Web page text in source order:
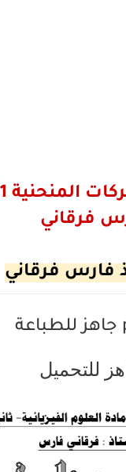
فرقاني
فارس فرقاني
جاهز للطباعة
للتحميل